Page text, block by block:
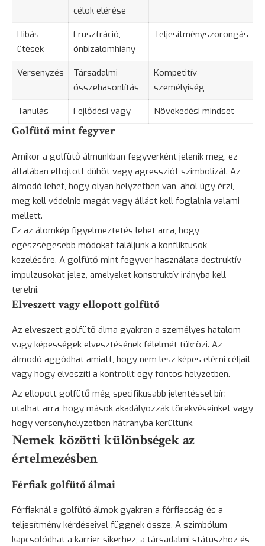
célok elérése
Hibás
ütések
Frusztráció,
önbizalomhiány
Teljesítményszorongás
Versenyzés
Társadalmi
összehasonlítás
Kompetitív
személyiség
Tanulás
Fejlődési vágy Növekedési mindset
Golfütő mint fegyver
Amikor a golfütő álmunkban fegyverként jelenik meg, ez
általában elfojtott dühöt vagy agressziót szimbolizál. Az
álmodó lehet, hogy olyan helyzetben van, ahol úgy érzi,
meg kell védelnie magát vagy állást kell foglalnia valami
mellett.
Ez az álomkép figyelmeztetés lehet arra, hogy
egészségesebb módokat találjunk a konfliktusok
kezelésére. A golfütő mint fegyver használata destruktív
impulzusokat jelez, amelyeket konstruktív irányba kell
terelni.
Elveszett vagy ellopott golfütő
Az elveszett golfütő álma gyakran a személyes hatalom
vagy képességek elvesztésének félelmét tükrözi. Az
álmodó aggódhat amiatt, hogy nem lesz képes elérni céljait
vagy hogy elveszíti a kontrollt egy fontos helyzetben.
Az ellopott golfütő még specifikusabb jelentéssel bír:
utalhat arra, hogy mások akadályozzák törekvéseinket vagy
hogy versenyhelyzetben hátrányba kerültünk.
Nemek közötti különbségek az
értelmezésben
Férfiak golfütő álmai
Férfiaknál a golfütő álmok gyakran a férfiasság és a
teljesítmény kérdéseivel függnek össze. A szimbólum
kapcsolódhat a karrier sikerhez, a társadalmi státuszhoz és